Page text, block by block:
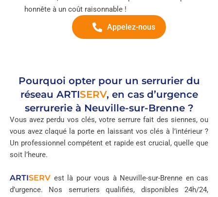
honnête à un coût raisonnable !
Appelez-nous
Pourquoi opter pour un serrurier du
réseau ARTISERV, en cas d’urgence
serrurerie à Neuville-sur-Brenne ?
Vous avez perdu vos clés, votre serrure fait des siennes, ou
vous avez claqué la porte en laissant vos clés à l’intérieur ?
Un professionnel compétent et rapide est crucial, quelle que
soit l’heure.
ARTISERV est là pour vous à Neuville-sur-Brenne en cas
d’urgence. Nos serruriers qualifiés, disponibles 24h/24,